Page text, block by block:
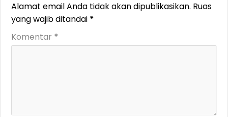
Alamat email Anda tidak akan dipublikasikan. Ruas
yang wajib ditandai *
Komentar *